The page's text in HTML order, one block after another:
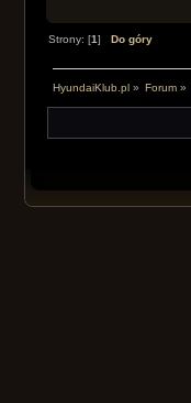
Strony: [1]Do góry
HyundaiKlub.pl» Forum»